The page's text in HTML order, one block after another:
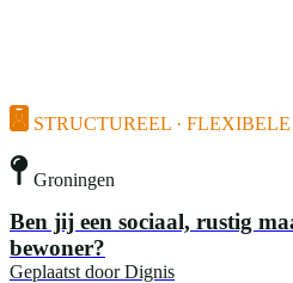
STRUCTUREEL ·
Groningen
Ben jij een sociaal, rustig
bewoner?
Geplaatst door Dignis